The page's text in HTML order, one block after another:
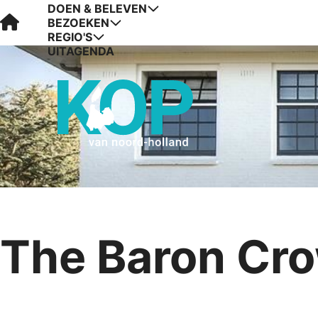
Visit Kop van Holland
DOEN & BELEVEN
BEZOEKEN
REGIO'S
UITAGENDA
The Baron